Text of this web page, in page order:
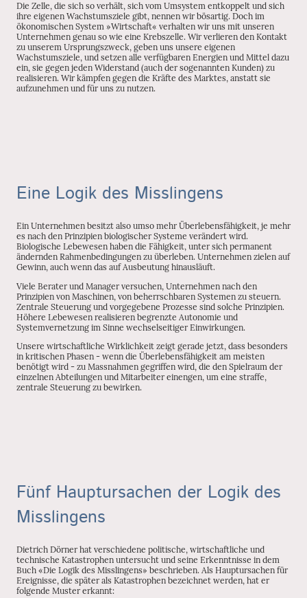
Die Zelle, die sich so verhält, sich vom Umsystem entkoppelt und sich
ihre eigenen Wachstumsziele gibt, nennen wir bösartig. Doch im
ökonomischen System »Wirtschaft« verhalten wir uns mit unseren
Unternehmen genau so wie eine Krebszelle. Wir verlieren den Kontakt
zu unserem Ursprungszweck, geben uns unsere eigenen
Wachstumsziele, und setzen alle verfügbaren Energien und Mittel dazu
ein, sie gegen jeden Widerstand (auch der sogenannten Kunden) zu
realisieren. Wir kämpfen gegen die Kräfte des Marktes, anstatt sie
aufzunehmen und für uns zu nutzen.
Eine Logik des Misslingens
Ein Unternehmen besitzt also umso mehr Überlebensfähigkeit, je mehr
es nach den Prinzipien biologischer Systeme verändert wird.
Biologische Lebewesen haben die Fähigkeit, unter sich permanent
ändernden Rahmenbedingungen zu überleben. Unternehmen zielen auf
Gewinn, auch wenn das auf Ausbeutung hinausläuft.
Viele Berater und Manager versuchen, Unternehmen nach den
Prinzipien von Maschinen, von beherrschbaren Systemen zu steuern.
Zentrale Steuerung und vorgegebene Prozesse sind solche Prinzipien.
Höhere Lebewesen realisieren begrenzte Autonomie und
Systemvernetzung im Sinne wechselseitiger Einwirkungen.
Unsere wirtschaftliche Wirklichkeit zeigt gerade jetzt, dass besonders
in kritischen Phasen - wenn die Überlebensfähigkeit am meisten
benötigt wird - zu Massnahmen gegriffen wird, die den Spielraum der
einzelnen Abteilungen und Mitarbeiter einengen, um eine straffe,
zentrale Steuerung zu bewirken.
Fünf Hauptursachen der Logik des
Misslingens
Dietrich Dörner hat verschiedene politische, wirtschaftliche und
technische Katastrophen untersucht und seine Erkenntnisse in dem
Buch «Die Logik des Misslingens» beschrieben. Als Hauptursachen für
Ereignisse, die später als Katastrophen bezeichnet werden, hat er
folgende Muster erkannt: